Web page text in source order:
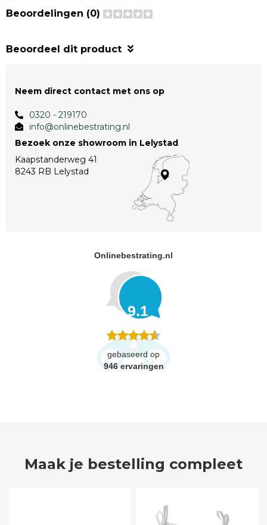
Beoordelingen (0)
Beoordeel dit product
Neem direct contact met ons op
0320 - 219170
info@onlinebestrating.nl
Bezoek onze showroom in Lelystad
Kaapstanderweg 41
8243 RB Lelystad
Onlinebestrating.nl
9.1
gebaseerd op
946 ervaringen
Maak je bestelling compleet